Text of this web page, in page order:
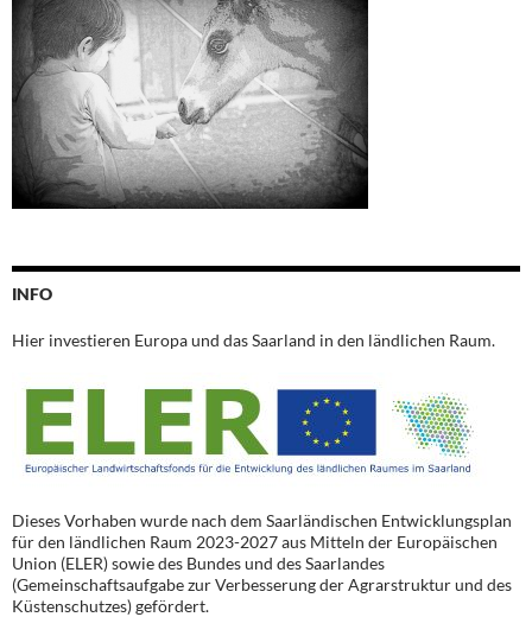
INFO
Hier investieren Europa und das Saarland in den ländlichen Raum.
Dieses Vorhaben wurde nach dem Saarländischen Entwicklungsplan
für den ländlichen Raum 2023-2027 aus Mitteln der Europäischen
Union (ELER) sowie des Bundes und des Saarlandes
(Gemeinschaftsaufgabe zur Verbesserung der Agrarstruktur und des
Küstenschutzes) gefördert.